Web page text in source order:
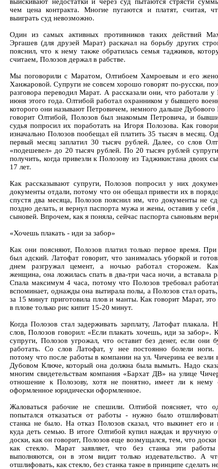
чем цена контракта. Многие пугаются и платят, считая,
выиграть суд невозможно.
Один из самых активных противников таких действий
Эргашев (для друзей Марат) раскачал на борьбу других
пояснил, что к нему также обратилась семья таджиков,
считаем, Полозов держал в рабстве.
Мы поговорили с Маратом, Олтибоем Хамроевым и его
Ханжаровой. Супруги не совсем хорошо говорят по-русски,
разговора переводил Марат. А рассказали они, что работали у
июня этого года. Олтибой работал охранником у бывшего
которого они называют Петровичем, немного дальше
говорит Олтибой, Полозов был знакомым Петровича, и
судья попросил их поработать на Игоря Полозова. Как
изначально Полозов пообещал ей платить 35 тысяч в месяц.
первый месяц заплатил 30 тысяч рублей. Далее, со слов
«подешевел» до 20 тысяч рублей. По 20 тысяч рублей
получить, когда привезли к Полозову из Таджикистана двоих
17 лет.
Как рассказывают супруги, Полозов попросил у них
документы отдали, потому что он обещал привести их в
спустя два месяца, Полозов пояснил им, что документы не
поздно делать, и вернул паспорта мужа и жены, оставив у
сыновей. Впрочем, как я поняла, сейчас паспорта сыновьям
«Хочешь плакать - иди за забор»
Как они поясняют, Полозов платил только первое время.
был адский. Латофат говорит, что занималась уборкой и
днем разгружал цемент, а ночью работал сторожем.
женщина, она ложилась спать в два-три часа ночи, а вставала
Спала максимум 4 часа, потому что Полозов требовал
вспоминает, однажды она вытирала полы, а Полозов стал
за 15 минут приготовила плов и манты. Как говорит Марат, это
в плове только рис кипит 15-20 минут.
Когда Полозов стал задерживать зарплату, Латофат плакала.
слов, Полозов говорил: «Если плакать хочешь, иди за забор».
супруги, Полозов угрожал, что оставит без денег, если они
работать. Со слов Латофат, у нее постоянно болели ноги.
потому что после работы в компании на ул. Чичерина ее везли
Дубовом Ключе, который она должна была вымыть. Надо
многим свидетельствам компания «Бархат ДВ» на улице
отношение к Полозову, хотя не понятно, имеет ли к нему
оформленное юридически оформленное.
Жаловаться рабочие не спешили. Олтибой поясняет, что
попытался отказаться от работы - нужно было
станка не было. На отказ Полозов сказал, что выкинет его и
куда деть семью. В итоге Олтибой купил наждак и вручную
доски, как он говорит, Полозов еще возмущался, тем, что доски
как стекло. Марат заявляет, что без станка эти
выполняются, он в этом видит только издевательство. А
отшлифовать, как стекло, без станка такое в принципе сделать